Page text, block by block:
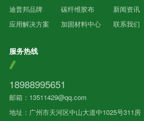
迪普邦品牌
应用解决方案
碳纤维胶布
加固材料中心
新闻资讯
联系我们
服务热线
18988995651
邮箱：13511429@qq.com
地址：广州市天河区中山大道中1025号311房